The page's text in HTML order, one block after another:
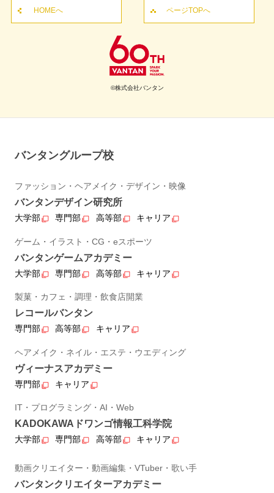
HOMEへ ページTOPへ
©株式会社バンタン
バンタングループ校
ファッション・ヘアメイク・デザイン・映像
バンタンデザイン研究所
大学部 専門部 高等部 キャリア
ゲーム・イラスト・CG・eスポーツ
バンタンゲームアカデミー
大学部 専門部 高等部 キャリア
製菓・カフェ・調理・飲食店開業
レコールバンタン
専門部 高等部 キャリア
ヘアメイク・ネイル・エステ・ウエディング
ヴィーナスアカデミー
専門部 キャリア
IT・プログラミング・AI・Web
KADOKAWAドワンゴ情報工科学院
大学部 専門部 高等部 キャリア
動画クリエイター・動画編集・VTuber・歌い手
バンタンクリエイターアカデミー